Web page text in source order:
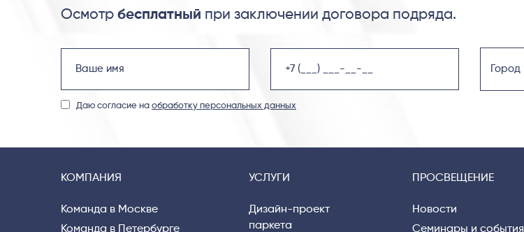
Осмотр бесплатный при заключении договора подряда.
Даю согласие на обработку персональных данных
КОМПАНИЯ
Команда в Москве
Команда в Петербурге
УСЛУГИ
Дизайн-проект
паркета
ПРОСВЕЩЕНИЕ
Новости
Семинары и события